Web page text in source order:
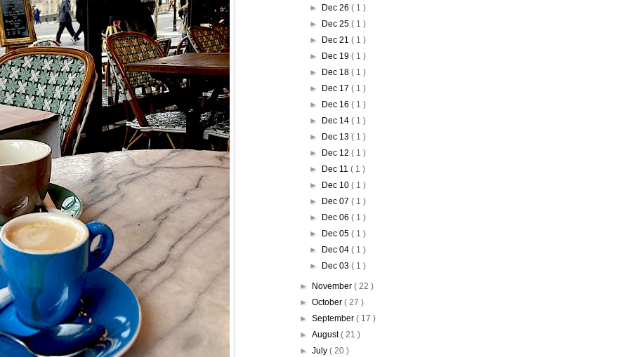
►
Dec 26( 1 )
►
Dec 25( 1 )
►
Dec 21( 1 )
►
Dec 19( 1 )
►
Dec 18( 1 )
►
Dec 17( 1 )
►
Dec 16( 1 )
►
Dec 14( 1 )
►
Dec 13( 1 )
►
Dec 12( 1 )
►
Dec 11( 1 )
►
Dec 10( 1 )
►
Dec 07( 1 )
►
Dec 06( 1 )
►
Dec 05( 1 )
►
Dec 04( 1 )
►
Dec 03( 1 )
► November ( 22 )
► October ( 27 )
► September ( 17 )
► August( 21 )
► July ( 20 )